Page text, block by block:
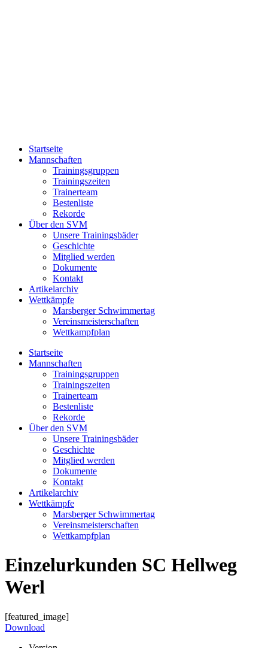
Startseite
Mannschaften
Trainingsgruppen
Trainingszeiten
Trainerteam
Bestenliste
Rekorde
Über den SVM
Unsere Trainingsbäder
Geschichte
Mitglied werden
Dokumente
Kontakt
Artikelarchiv
Wettkämpfe
Marsberger Schwimmertag
Vereinsmeisterschaften
Wettkampfplan
Startseite
Mannschaften
Trainingsgruppen
Trainingszeiten
Trainerteam
Bestenliste
Rekorde
Über den SVM
Unsere Trainingsbäder
Geschichte
Mitglied werden
Dokumente
Kontakt
Artikelarchiv
Wettkämpfe
Marsberger Schwimmertag
Vereinsmeisterschaften
Wettkampfplan
Einzelurkunden SC Hellweg
Werl
[featured_image]
Download